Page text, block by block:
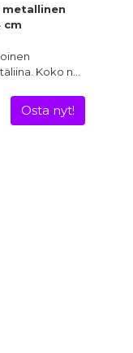
cm
Koko n…
Osta nyt!